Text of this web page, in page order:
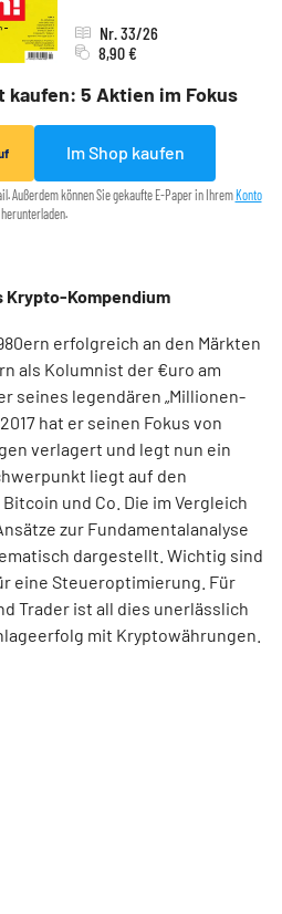
kaufen: 5 Aktien im Fokus
Nr. 33/26
8,90 €
Im Shop kaufen
Außerdem können Sie gekaufte E-Paper in IhremKonto
herunterladen.
Krypto-Kompendium
erfolgreich an den Märkten
als Kolumnist der €uro am
seines legendären „Millionen­
hat er seinen Fokus von
verlagert und legt nun ein
liegt auf den
und Co. Die im Ver­gleich
zur Fundamentalanalyse
dargestellt. Wichtig sind
eine Steueroptimierung. Für
Trader ist all dies unerlässlich
mit Kryptowährungen.